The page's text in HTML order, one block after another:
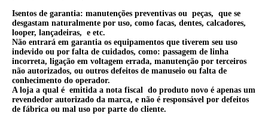
Isentos de garantia: manutenções preventivas ou peças, que se
desgastam naturalmente por uso, como facas, dentes, calcadores,
looper, lançadeiras, e etc.
Não entrará em garantia os equipamentos que tiverem seu uso
indevido ou por falta de cuidados, como: passagem de linha
incorreta, ligação em voltagem errada, manutenção por terceiros
não autorizados, ou outros defeitos de manuseio ou falta de
conhecimento do operador.
A loja a qual é emitida a nota fiscal do produto novo é apenas um
revendedor autorizado da marca, e não é responsável por defeitos
de fábrica ou mal uso por parte do cliente.